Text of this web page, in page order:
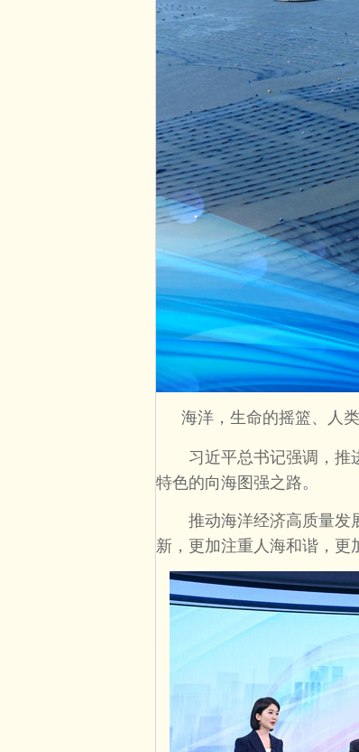
海洋，生命的摇篮、人
习近平总书记强调，推进
特色的向海图强之路。
推动海洋经济高质量发展
新，更加注重人海和谐，更